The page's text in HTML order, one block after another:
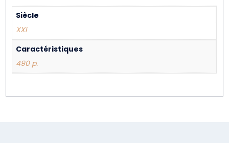
Siècle
XXI
Caractéristiques
490 p.